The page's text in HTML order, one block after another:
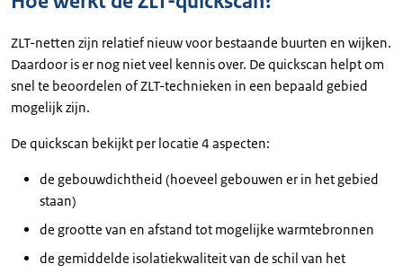
ZLT-netten zijn relatief nieuw voor bestaande buurten en wijken.
Daardoor is er nog niet veel kennis over. De quickscan helpt om
snel te beoordelen of ZLT-technieken in een bepaald gebied
mogelijk zijn.
De quickscan bekijkt per locatie 4 aspecten:
de gebouwdichtheid (hoeveel gebouwen er in het gebied
staan)
de grootte van en afstand tot mogelijke warmtebronnen
de gemiddelde isolatiekwaliteit van de schil van het